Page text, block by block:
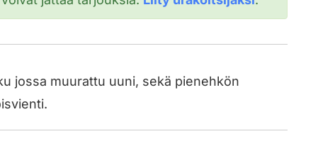
jossa muurattu uuni, sekä pienehkön